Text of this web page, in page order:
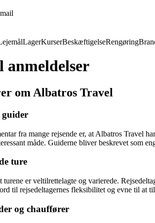
LagerKurserBeskæftigelseRengøring
anmeldelser
om Albatros Travel
guider
fra mange rejsende er, at Albatros Travel
måde. Guiderne bliver beskrevet som
ture
er veltilrettelagte og varierede.
til rejsedeltagernes fleksibilitet og evne til at
og chauffører